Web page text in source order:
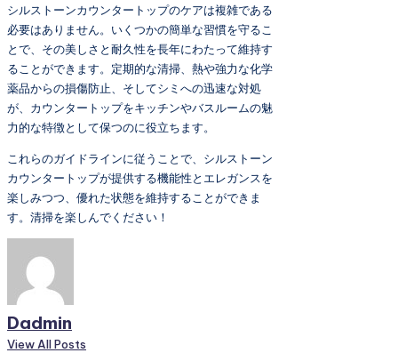
シルストーンカウンタートップのケアは複雑である
必要はありません。いくつかの簡単な習慣を守るこ
とで、その美しさと耐久性を長年にわたって維持す
ることができます。定期的な清掃、熱や強力な化学
薬品からの損傷防止、そしてシミへの迅速な対処
が、カウンタートップをキッチンやバスルームの魅
力的な特徴として保つのに役立ちます。
これらのガイドラインに従うことで、シルストーン
カウンタートップが提供する機能性とエレガンスを
楽しみつつ、優れた状態を維持することができま
す。清掃を楽しんでください！
Dadmin
View All Posts